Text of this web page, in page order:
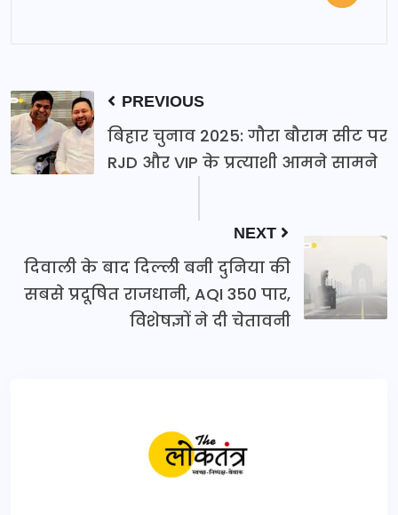
PREVIOUS
बिहार चुनाव 2025: गौरा बौराम सीट पर
RJD और VIP के प्रत्याशी आमने सामने
NEXT
दिवाली के बाद दिल्ली बनी दुनिया की
सबसे प्रदूषित राजधानी, AQI 350 पार,
विशेषज्ञों ने दी चेतावनी